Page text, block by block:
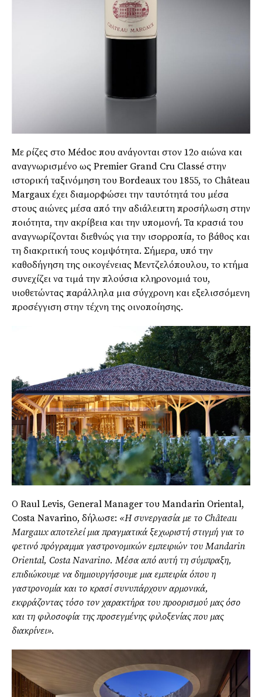
Με ρίζες στο Médoc που ανάγονται στον 12ο αιώνα και
αναγνωρισμένο ως Premier Grand Cru Classé στην
ιστορική ταξινόμηση του Bordeaux του 1855, το Château
Margaux έχει διαμορφώσει την ταυτότητά του μέσα
στους αιώνες μέσα από την αδιάλειπτη προσήλωση στην
ποιότητα, την ακρίβεια και την υπομονή. Τα κρασιά του
αναγνωρίζονται διεθνώς για την ισορροπία, το βάθος και
τη διακριτική τους κομψότητα. Σήμερα, υπό την
καθοδήγηση της οικογένειας Μεντζελόπουλου, το κτήμα
συνεχίζει να τιμά την πλούσια κληρονομιά του,
υιοθετώντας παράλληλα μια σύγχρονη και εξελισσόμενη
προσέγγιση στην τέχνη της οινοποίησης.
Ο Raul Levis, General Manager του Mandarin Oriental,
Costa Navarino, δήλωσε: «Η συνεργασία με το Château
Margauxαποτελεί μια πραγματικά ξεχωριστή στιγμή για το
φετινό πρόγραμμα γαστρονομικών εμπειριών του Mandarin
Oriental, Costa Navarino. Μέσα από αυτή τη σύμπραξη,
επιδιώκουμε να δημιουργήσουμε μια εμπειρία όπου η
γαστρονομία και το κρασί συνυπάρχουν αρμονικά,
εκφράζοντας τόσο τον χαρακτήρα του προορισμού μας όσο
και τη φιλοσοφία της προσεγμένης φιλοξενίας που μας
διακρίνει».